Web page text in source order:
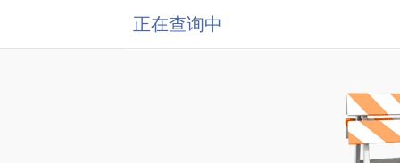
正在查询中